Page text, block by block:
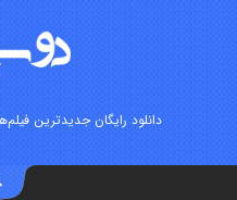
دانلود رایگان جدیدترین